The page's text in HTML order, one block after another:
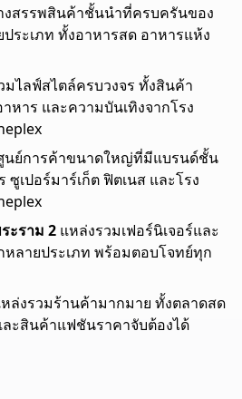
สรรพสินค้าชั้นนำที่ครบครันของ
ะเภท ทั้งอาหารสด อาหารแห้ง
มไลฟ์สไตล์ครบวงจร ทั้งสินค้า
หาร และความบันเทิงจากโรง
นย์การค้าขนาดใหญ่ที่มีแบรนด์ชั้น
เปอร์มาร์เก็ต ฟิตเนส และโรง
ะราม 2 แหล่งรวมเฟอร์นิเจอร์และ
ลายประเภท พร้อมตอบโจทย์ทุก
ล่งรวมร้านค้ามากมาย ทั้งตลาดสด
ะสินค้าแฟชันราคาจับต้องได้